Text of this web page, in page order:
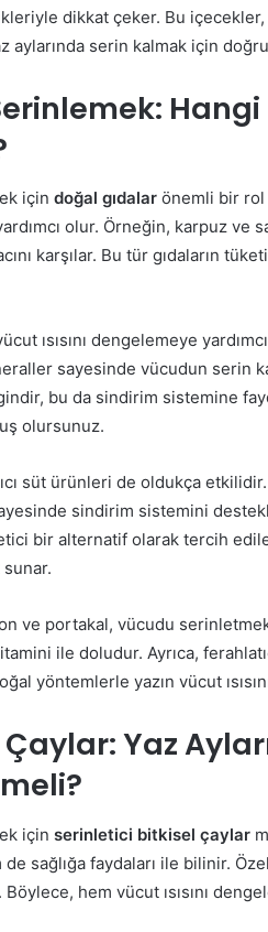
dikkat çeker. Bu
aylarında serin kalmak için
için doğal gıdalar önemli bir
olur. Örneğin, karpuz ve
karşılar. Bu tür gıdaların
ısısını dengelemeye
sayesinde vücudun serin
bu da sindirim sistemine
olursunuz.
süt ürünleri de oldukça
sindirim sistemini
bir alternatif olarak tercih
ve portakal, vücudu
ile doludur. Ayrıca,
yöntemlerle yazın vücut
Yaz
için serinletici bitkisel çaylar
sağlığa faydaları ile bilinir.
hem vücut ısısını